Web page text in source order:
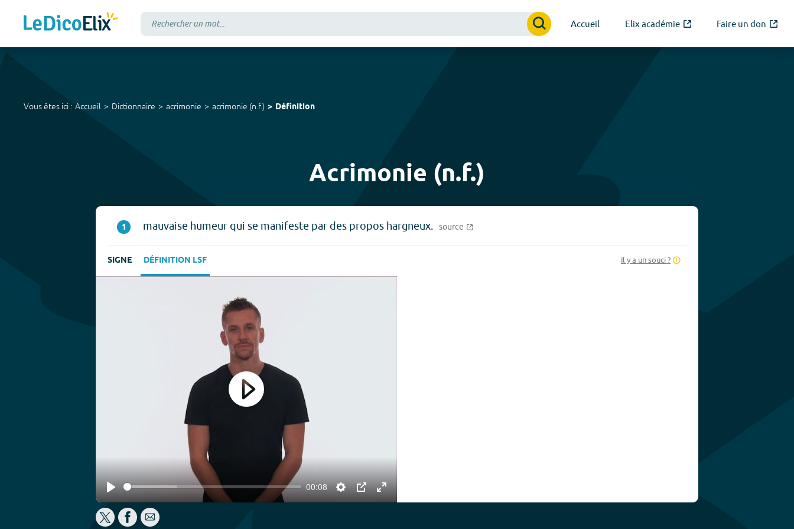
Accueil Elix académie Faire un don
Vous êtes ici : Accueil Dictionnaire acrimonie acrimonie (n.f.) Définition
Acrimonie (n.f.)
1 mauvaise humeur qui se manifeste par des propos hargneux. source
SIGNE DÉFINITION LSF Il y a un souci ?
Play
00:08
Settings
PIP Enter
Play